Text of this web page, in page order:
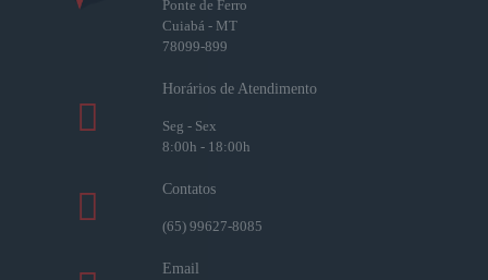
Ponte de Ferro
Cuiabá - MT
78099-899
Horários de Atendimento
Seg - Sex
8:00h - 18:00h
Contatos
(65) 99627-8085
Email